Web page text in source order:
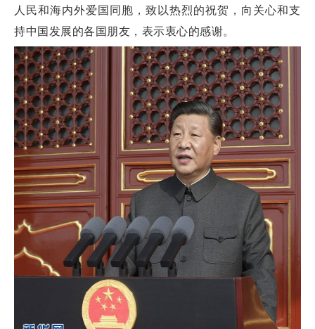
人民和海内外爱国同胞，致以热烈的祝贺，向关心和支
持中国发展的各国朋友，表示衷心的感谢。